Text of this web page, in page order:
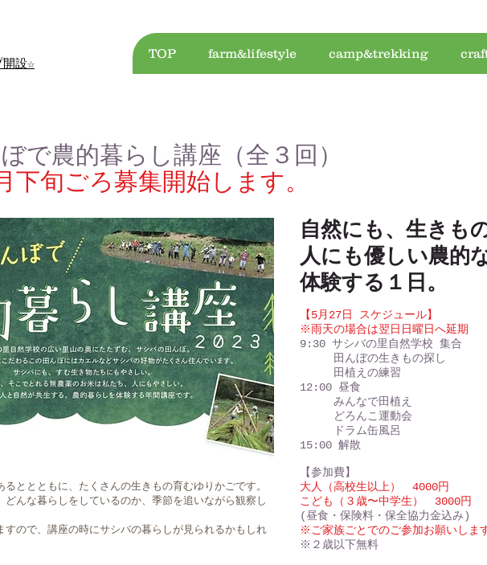
開設☆
TOP farm&lifestyle camp&trekking
で農的暮らし講座（全３回）
下旬ごろ募集開始します。
ととともに、たくさんの生きもの育むゆりかごです。
どんな暮らしをしているのか、季節を追いながら観察し
すので、講座の時にサシバの暮らしが見られるかもしれ
自然にも、生きも
人にも優しい農的
​体験する１日。
【5月27日 スケジュール】
​​※雨天の場合は翌日日曜日へ延期
9:30 サシバの里自然学校 集合
田んぼの生きもの探し
田植えの練習
12:00 昼食
みんなで田植え
どろんこ運動会
ドラム缶風呂
15:00 解散
【参加費】
大人（高校生以上） 4000円
こども（３歳〜中学生） 3000円
(昼食・保険料・保全協力金込み)
※ご家族ごとでのご参加お願いします
​※２歳以下無料